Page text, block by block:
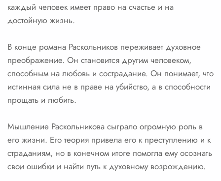
каждый человек имеет право на счастье и на
достойную жизнь.
В конце романа Раскольников переживает духовное
преображение. Он становится другим человеком,
способным на любовь и сострадание. Он понимает, что
истинная сила не в праве на убийство, а в способности
прощать и любить.
Мышление Раскольникова сыграло огромную роль в
его жизни. Его теория привела его к преступлению и к
страданиям, но в конечном итоге помогла ему осознать
свои ошибки и найти путь к духовному возрождению.